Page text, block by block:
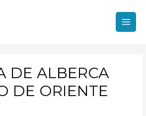
DE ALBERCA
DE ORIENTE